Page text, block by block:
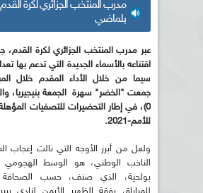
مدرب المنتخب الجزائري لكرة
بلماضي
عبر مدرب المنتخب الجزائري لكرة
اقتناعه بالأسماء الجديدة التي تدعم بها
سيما من خلال الأداء المقدم خلال
0)، في إطار التحضيرات للتصفيات
للأمم-2021.
ولعل من أبرز الأوجه التي نالت إعجاب
الناخب الوطني، هو الوسط الهجومي
بولحية، الذي صنف، حسب الصحافة